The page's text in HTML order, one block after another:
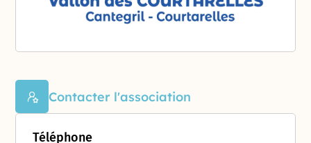
Contacter l'association
Téléphone